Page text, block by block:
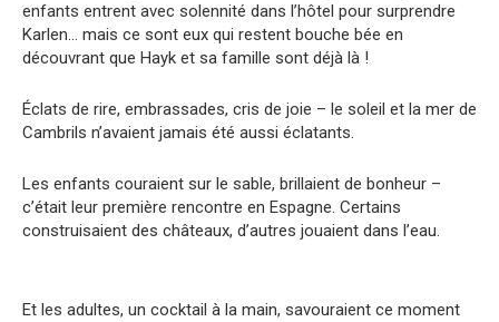
enfants entrent avec solennité dans l’hôtel pour surprendre
Karlen… mais ce sont eux qui restent bouche bée en
découvrant que Hayk et sa famille sont déjà là !
Éclats de rire, embrassades, cris de joie – le soleil et la mer de
Cambrils n’avaient jamais été aussi éclatants.
Les enfants couraient sur le sable, brillaient de bonheur –
c’était leur première rencontre en Espagne. Certains
construisaient des châteaux, d’autres jouaient dans l’eau.
Et les adultes, un cocktail à la main, savouraient ce moment